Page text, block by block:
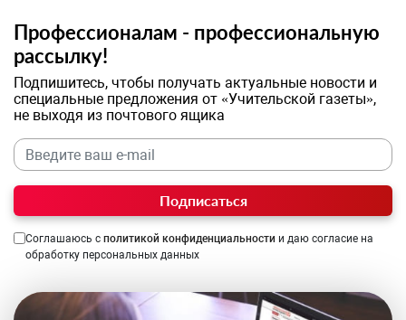
Профессионалам - профессиональную
рассылку!
Подпишитесь, чтобы получать актуальные новости и
специальные предложения от «Учительской газеты»,
не выходя из почтового ящика
Подписаться
Соглашаюсь с политикой конфиденциальности и даю согласие на
обработку персональных данных